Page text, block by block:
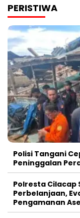
PERISTIWA
Polisi Tangani
Peninggalan
Polresta Cilacap
Perbelanjaan,
Pengamanan